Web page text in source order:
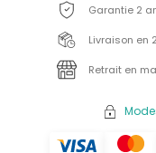
Garantie 2
Livraison en
Retrait en